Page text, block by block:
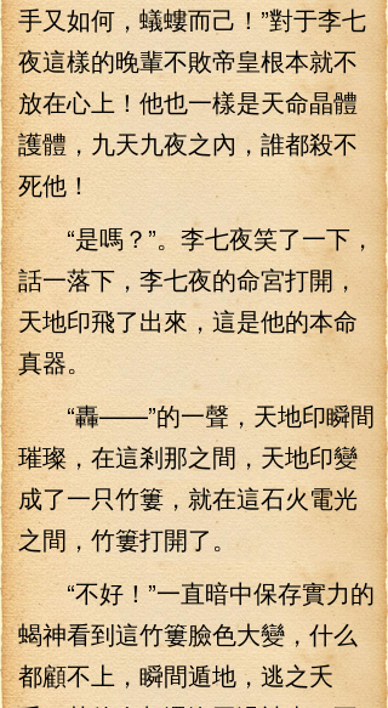
手又如何，蟻螻而己！”對于李七
夜這樣的晚輩不敗帝皇根本就不
放在心上！他也一樣是天命晶體
護體，九天九夜之內，誰都殺不
死他！
“是嗎？”。李七夜笑了一下，
話一落下，李七夜的命宮打開，
天地印飛了出來，這是他的本命
真器。
“轟——”的一聲，天地印瞬間
璀璨，在這剎那之間，天地印變
成了一只竹簍，就在這石火電光
之間，竹簍打開了。
“不好！”一直暗中保存實力的
蝎神看到這竹簍臉色大變，什么
都顧不上，瞬間遁地，逃之夭